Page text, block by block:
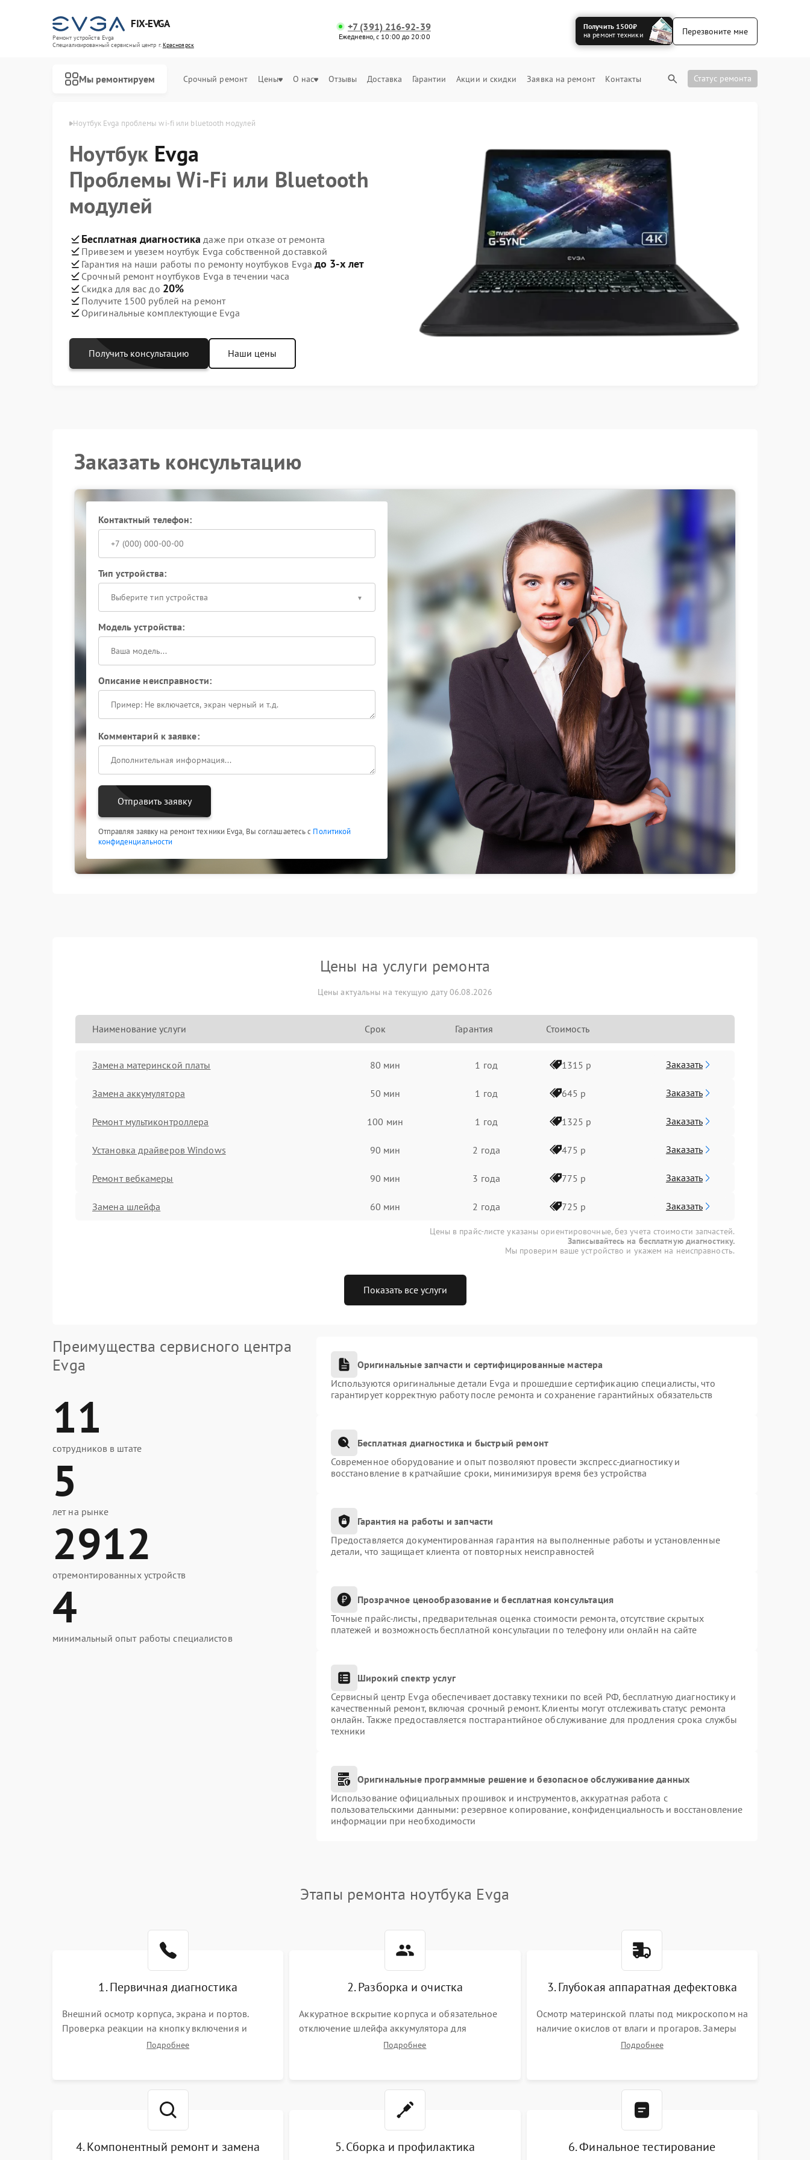
FIX-EVGA
Ремонт устройств Evga
Специализированный cервисный центр г.Красноярск
+7 (391) 216-92-39
Ежедневно, с 10:00 до 20:00
Получить 1500₽
на ремонт техники
Перезвоните мне
Мы ремонтируем Срочный ремонт Цены О нас Отзывы Доставка Гарантии Акции и скидки Заявка на ремонт Контакты Статус ремонта
в Красноярске Ноутбук Evga проблемы wi‑fi или bluetooth модулей
Ноутбук Evga
Проблемы Wi‑Fi или Bluetooth
модулей
Бесплатная диагностика даже при отказе от ремонта
Привезем и увезем ноутбук Evga собственной доставкой
Гарантия на наши работы по ремонту ноутбуков Evga до 3-х лет
Срочный ремонт ноутбуков Evga в течении часа
Скидка для вас до 20%
Получите 1500 рублей на ремонт
Оригинальные комплектующие Evga
Получить консультацию Наши цены
Заказать консультацию
Контактный телефон:
Тип устройства:
Выберите тип устройства
Модель устройства:
Описание неисправности:
Комментарий к заявке:
Отправить заявку
Отправляя заявку на ремонт техники Evga, Вы соглашаетесь с Политикой
конфиденциальности
Цены на услуги ремонта
Цены актуальны на текущую дату 06.08.2026
Наименование услуги Срок Гарантия Стоимость
Замена материнской платы 80 мин 1 год 1315 р Заказать
Замена аккумулятора 50 мин 1 год 645 р Заказать
Ремонт мультиконтроллера 100 мин 1 год 1325 р Заказать
Установка драйверов Windows 90 мин 2 года 475 р Заказать
Ремонт вебкамеры 90 мин 3 года 775 р Заказать
Замена шлейфа 60 мин 2 года 725 р Заказать
Цены в прайс-листе указаны ориентировочные, без учета стоимости запчастей.
Записывайтесь на бесплатную диагностику.
Мы проверим ваше устройство и укажем на неисправность.
Показать все услуги
Преимущества сервисного центра
Evga
11
сотрудников в штате
5
лет на рынке
2912
отремонтированных устройств
4
минимальный опыт работы специалистов
Оригинальные запчасти и сертифицированные мастера
Используются оригинальные детали Evga и прошедшие сертификацию специалисты, что
гарантирует корректную работу после ремонта и сохранение гарантийных обязательств
Бесплатная диагностика и быстрый ремонт
Современное оборудование и опыт позволяют провести экспресс-диагностику и
восстановление в кратчайшие сроки, минимизируя время без устройства
Гарантия на работы и запчасти
Предоставляется документированная гарантия на выполненные работы и установленные
детали, что защищает клиента от повторных неисправностей
Прозрачное ценообразование и бесплатная консультация
Точные прайс-листы, предварительная оценка стоимости ремонта, отсутствие скрытых
платежей и возможность бесплатной консультации по телефону или онлайн на сайте
Широкий спектр услуг
Сервисный центр Evga обеспечивает доставку техники по всей РФ, бесплатную диагностику и
качественный ремонт, включая срочный ремонт. Клиенты могут отслеживать статус ремонта
онлайн. Также предоставляется постгарантийное обслуживание для продления срока службы
техники
Оригинальные программные решение и безопасное обслуживание данных
Использование официальных прошивок и инструментов, аккуратная работа с
пользовательскими данными: резервное копирование, конфиденциальность и восстановление
информации при необходимости
Этапы ремонта ноутбука Evga
1. Первичная диагностика
Внешний осмотр корпуса, экрана и портов.
Проверка реакции на кнопку включения и
подключение зарядного устройства. Оценка
Подробнее
2. Разборка и очистка
Аккуратное вскрытие корпуса и обязательное
отключение шлейфа аккумулятора для
обесточивания платы. Демонтаж системы
Подробнее
3. Глубокая аппаратная дефектовка
Осмотр материнской платы под микроскопом на
наличие окислов от влаги и прогаров. Замеры
сопротивлений и дежурных напряжений.
Подробнее
4. Компонентный ремонт и замена 5. Сборка и профилактика 6. Финальное тестирование